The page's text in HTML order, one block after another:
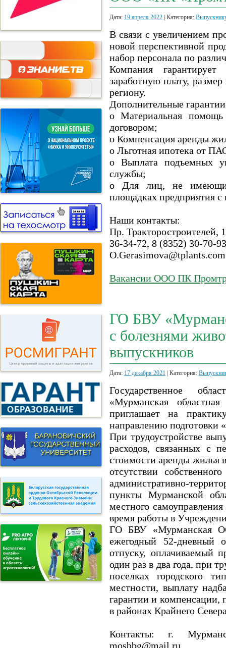
Дата: 19 апреля 2022 | Категория:
В связи с увеличением
новой перспективной
набор персонала по
Компания
заработную плату,
региону.
Дополнительные
o Материальная
договором;
o Компенсация аренды
o Льготная ипотека от
o Выплата подъемных
службы;
o Для лиц, не имеющих
площадках предприятия
Наши контакты:
Пр. Тракторостроителей,
36-34-72, 8 (8352) 30-70-
O.Gerasimova@tplants.com
Вакансии ООО ПК
ГО БВУ
с болезнями
выпускников
Дата: 17 декабря 2021 | Категория:
Государственное
«Мурманская
приглашает на
направлению подготовки
При трудоустройстве
расходов, связанных с
стоимости аренды жилья
отсутствии
административно-
пункты Мурманской
местного
время работы в
ГО БВУ «Мурманская
ежегодный 52-дневный
отпуску, оплачиваемый
один раз в два года, при
поселках городского
местности, выплату
гарантии и компенсации,
в районах Крайнего
Контакты: г.
mosbbg@mail.ru